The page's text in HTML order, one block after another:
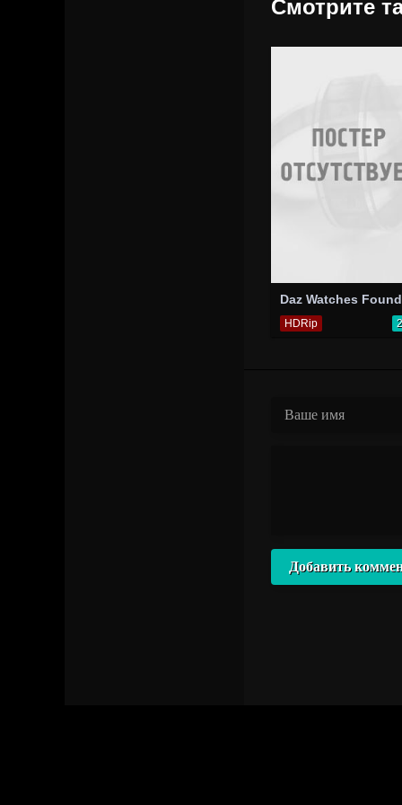
Смотрите
HDRip
Добавить